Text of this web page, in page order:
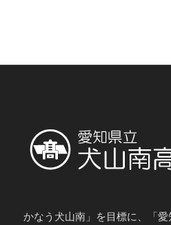
かなう犬山南」を目標に、「